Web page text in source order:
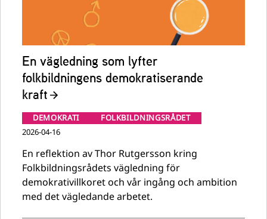
En vägledning som lyfter
folkbildningens demokratiserande
kraft
DEMOKRATI
FOLKBILDNINGSRÅDET
2026-04-16
En reflektion av Thor Rutgersson kring
Folkbildningsrådets vägledning för
demokrativillkoret och vår ingång och ambition
med det vägledande arbetet.